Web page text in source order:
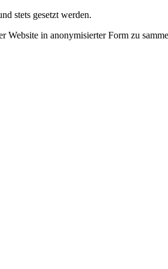
stets gesetzt werden.
Website in anonymisierter Form zu